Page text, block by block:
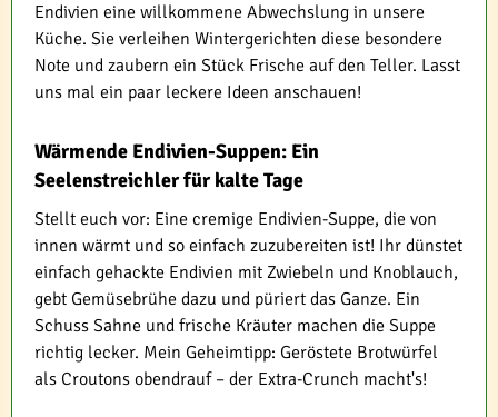
Endivien eine willkommene Abwechslung in unsere
Küche. Sie verleihen Wintergerichten diese besondere
Note und zaubern ein Stück Frische auf den Teller. Lasst
uns mal ein paar leckere Ideen anschauen!
Wärmende Endivien-Suppen: Ein
Seelenstreichler für kalte Tage
Stellt euch vor: Eine cremige Endivien-Suppe, die von
innen wärmt und so einfach zuzubereiten ist! Ihr dünstet
einfach gehackte Endivien mit Zwiebeln und Knoblauch,
gebt Gemüsebrühe dazu und püriert das Ganze. Ein
Schuss Sahne und frische Kräuter machen die Suppe
richtig lecker. Mein Geheimtipp: Geröstete Brotwürfel
als Croutons obendrauf – der Extra-Crunch macht's!